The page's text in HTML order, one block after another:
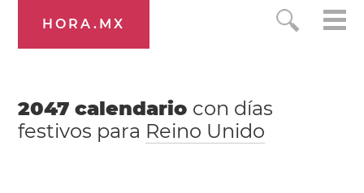
HORA.MX
2047 calendario con días
festivos para Reino Unido